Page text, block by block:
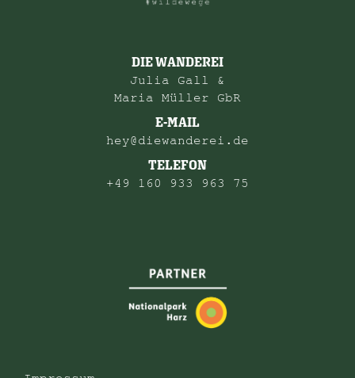
DIE WANDEREI
Julia Gall &
Maria Müller GbR
E-MAIL
hey@diewanderei.de
TELEFON
+49 160 933 963 75